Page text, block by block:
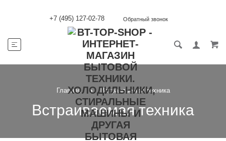
+7 (495) 127-02-78 Обратный звонок
Главная Встраиваемая техника
Встраиваемая техника